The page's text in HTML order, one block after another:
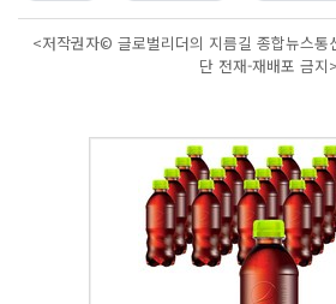
<저작권자© 글로벌리더의 지름길 종합뉴스
단 전재-재배포 금지>